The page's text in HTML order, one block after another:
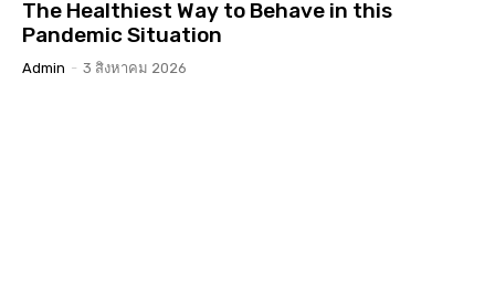
The Healthiest Way to Behave in this
Pandemic Situation
Admin - 3 สิงหาคม 2026